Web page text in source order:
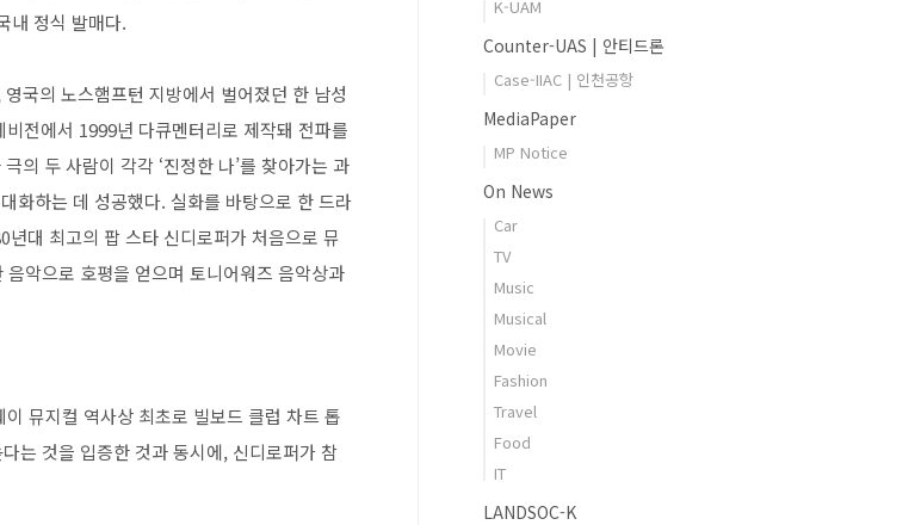
내 정식 발매다.
국의 노스햄프턴 지방에서 벌어졌던 한 남성
전에서 1999년 다큐멘터리로 제작돼 전파를
의 두 사람이 각각 ‘진정한 나’를 찾아가는 과
화하는 데 성공했다. 실화를 바탕으로 한 드라
대 최고의 팝 스타 신디로퍼가 처음으로 뮤
악으로 호평을 얻으며 토니어워즈 음악상과
뮤지컬 역사상 최초로 빌보드 클럽 차트 톱
는 것을 입증한 것과 동시에, 신디로퍼가 참
K-UAM
Counter-UAS | 안티드론
Case-IIAC | 인천공항
MediaPaper
MP Notice
On News
Car
TV
Music
Musical
Movie
Fashion
Travel
Food
IT
LANDSOC-K